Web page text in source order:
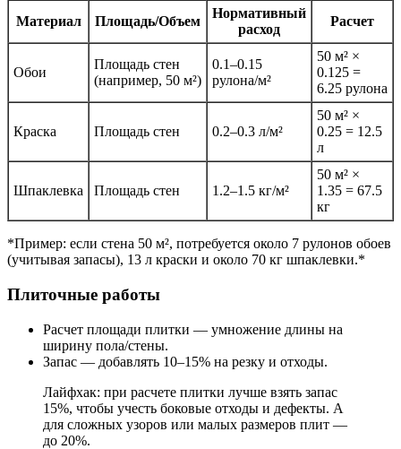
Материал Площадь/Объем
Нормативный
расход
Расчет
Обои
Площадь стен
(например, 50 м²)
0.1–0.15
рулона/м²
50 м² ×
0.125 =
6.25 рулона
Краска Площадь стен 0.2–0.3 л/м²
50 м² ×
0.25 = 12.5
л
Шпаклевка Площадь стен 1.2–1.5 кг/м²
50 м² ×
1.35 = 67.5
кг
*Пример: если стена 50 м², потребуется около 7 рулонов обоев
(учитывая запасы), 13 л краски и около 70 кг шпаклевки.*
Плиточные работы
Расчет площади плитки — умножение длины на
ширину пола/стены.
Запас — добавлять 10–15% на резку и отходы.
Лайфхак: при расчете плитки лучше взять запас
15%, чтобы учесть боковые отходы и дефекты. А
для сложных узоров или малых размеров плит —
до 20%.